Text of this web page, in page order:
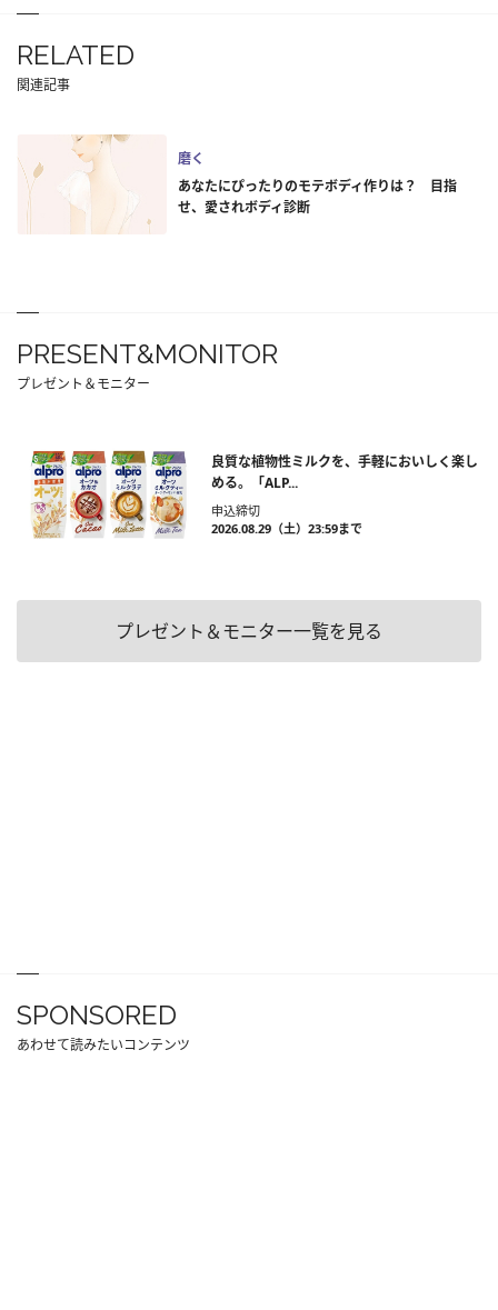
RELATED
関連記事
磨く
あなたにぴったりのモテボディ作りは？ 目指
せ、愛されボディ診断
PRESENT&MONITOR
プレゼント＆モニター
良質な植物性ミルクを、手軽においしく楽し
める。「ALP...
申込締切
2026.08.29（土）23:59まで
プレゼント＆モニター一覧を見る
SPONSORED
あわせて読みたいコンテンツ